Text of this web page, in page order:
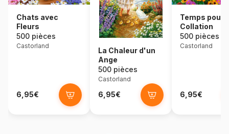
Chats avec
Fleurs
500 pièces
Castorland
6,95€
La Chaleur d'un
Ange
500 pièces
Castorland
6,95€
Temps pour
Collation
500 pièces
Castorland
6,95€